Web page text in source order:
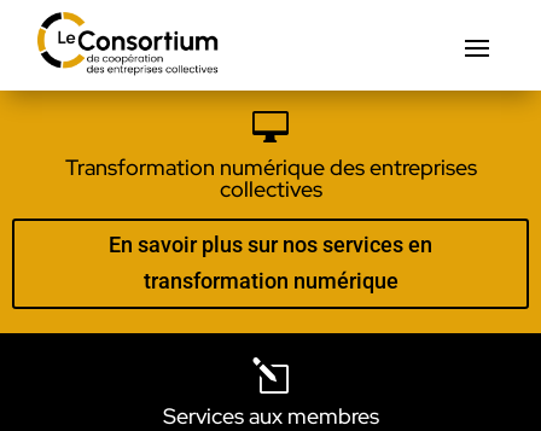

Transformation numérique des entreprises
collectives
En savoir plus sur nos services en
transformation numérique
l
Services aux membres